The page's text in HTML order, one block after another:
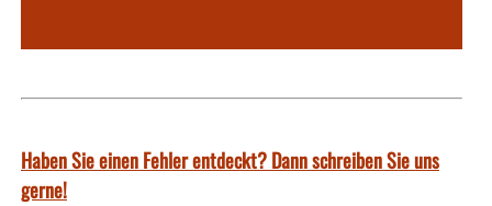
Haben Sie einen Fehler entdeckt? Dann schreiben Sie uns
gerne!